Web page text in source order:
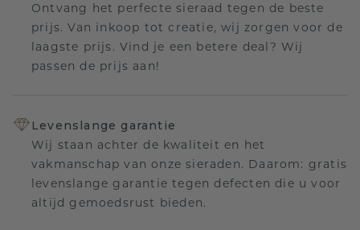
Ontvang het perfecte sieraad tegen de beste
prijs. Van inkoop tot creatie, wij zorgen voor de
laagste prijs. Vind je een betere deal? Wij
passen de prijs aan!
Levenslange garantie
Wij staan achter de kwaliteit en het
vakmanschap van onze sieraden. Daarom: gratis
levenslange garantie tegen defecten die u voor
altijd gemoedsrust bieden.